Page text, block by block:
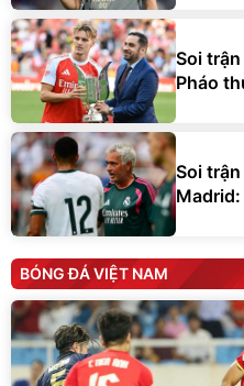
Soi
Pháo
Soi trận
BÓNG ĐÁ VIỆT NAM